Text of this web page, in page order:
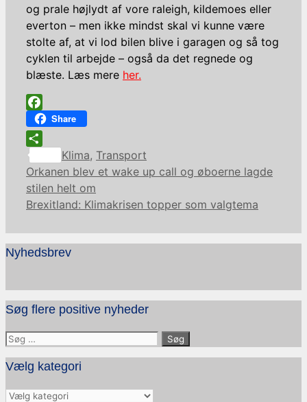
og prale højlydt af vore raleigh, kildemoes eller
everton – men ikke mindst skal vi kunne være
stolte af, at vi lod bilen blive i garagen og så tog
cyklen til arbejde – også da det regnede og
blæste. Læs mere her.
Facebook
Share
Share
Kategorier
Klima, Transport
Orkanen blev et wake up call og øboerne lagde
stilen helt om
Brexitland: Klimakrisen topper som valgtema
Nyhedsbrev
Søg flere positive nyheder
Søg
efter:
Vælg kategori
Vælg